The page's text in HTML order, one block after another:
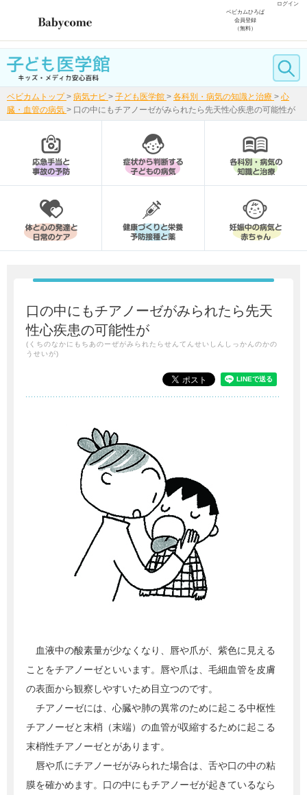
ログイン
ベビカムひろば
会員登録
（無料）
ベビカムトップ > 病気ナビ > 子ども医学館 > 各科別・病気の知識と治療 > 心
臓・血管の病気 > 口の中にもチアノーゼがみられたら先天性心疾患の可能性が
口の中にもチアノーゼがみられたら先天
性心疾患の可能性が
(くちのなかにもちあのーぜがみられたらせんてんせいしんしっかんのかの
うせいが)
血液中の酸素量が少なくなり、唇や爪が、紫色に見える
ことをチアノーゼといいます。唇や爪は、毛細血管を皮膚
の表面から観察しやすいため目立つのです。
チアノーゼには、心臓や肺の異常のために起こる中枢性
チアノーゼと末梢（末端）の血管が収縮するために起こる
末梢性チアノーゼとがあります。
唇や爪にチアノーゼがみられた場合は、舌や口の中の粘
膜を確かめます。口の中にもチアノーゼが起きているなら